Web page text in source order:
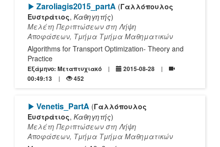
[Play]
Zaroliagis2015_partA (Γαλλόπουλος
Ευστράτιος, Καθηγητής)
Μελέτη Περιπτώσεων στη Λήψη
Αποφάσεων, Τμήμα Τμήμα Μαθηματικών
Algorithms for Transport Optimization- Theory and
Practice
Εξάμηνο: Μεταπτυχιακό
2015-08-28
00:49:13
452
[Play]
Venetis_PartA (Γαλλόπουλος
Ευστράτιος, Καθηγητής)
Μελέτη Περιπτώσεων στη Λήψη
Αποφάσεων, Τμήμα Τμήμα Μαθηματικών